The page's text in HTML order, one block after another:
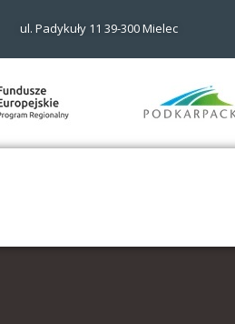
ul. Padykuły 11 39-300 Mielec